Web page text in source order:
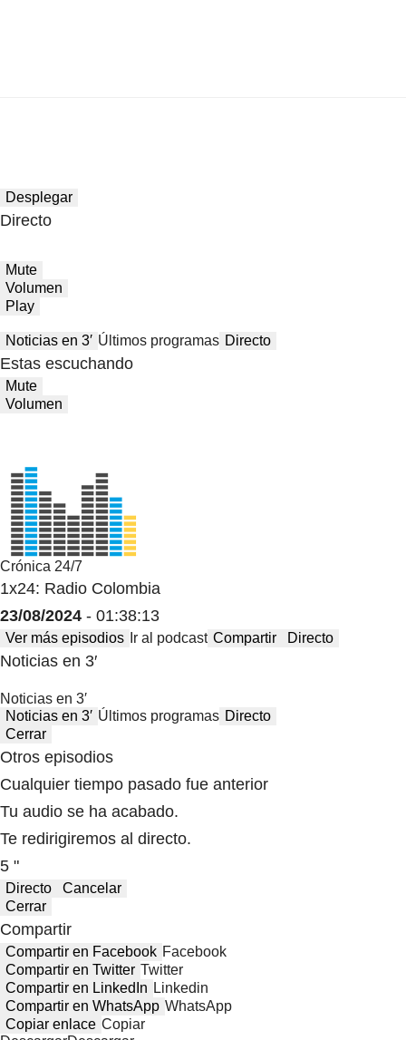
Desplegar
Directo
Mute
Volumen
Play
Noticias en 3′ Últimos programas Directo
Estas escuchando
Mute
Volumen
Crónica 24/7
1x24: Radio Colombia
23/08/2024 - 01:38:13
Ver más episodios Ir al podcast Compartir Directo
Noticias en 3′
Noticias en 3′
Noticias en 3′ Últimos programas Directo
Cerrar
Otros episodios
Cualquier tiempo pasado fue anterior
Tu audio se ha acabado.
Te redirigiremos al directo.
5 "
Directo
Cancelar
Cerrar
Compartir
Compartir en Facebook Facebook
Compartir en Twitter Twitter
Compartir en LinkedIn Linkedin
Compartir en WhatsApp WhatsApp
Copiar enlace Copiar